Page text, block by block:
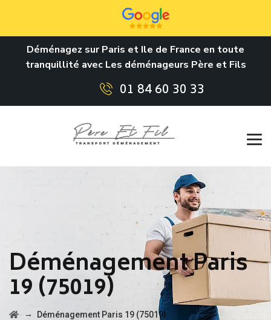
Déménagez sur Paris et Ile de France en toute
tranquillité avec Les déménageurs Père et Fils
01 84 60 30 33
Déménagement Paris
19 (75019)
→ Déménagement Paris 19 (75019)